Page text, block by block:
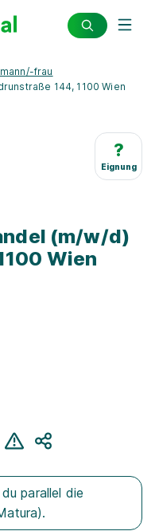
frau
144, 1100 Wien
?
Eignung
(m/w/d)
Wien
parallel die